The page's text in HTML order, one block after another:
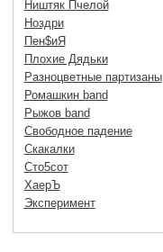
Ништяк Пчелой
Ноздри
Пен$иЯ
Плохие Дядьки
Разноцветные партизаны
Ромашкин band
Рыжов band
Свободное падение
Скакалки
Сто5сот
ХаерЪ
Эксперимент